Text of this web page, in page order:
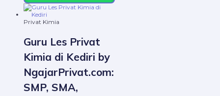
Privat Kimia
Guru Les Privat
Kimia di Kediri by
NgajarPrivat.com:
SMP, SMA,